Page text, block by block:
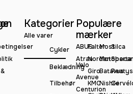
Kategorier
Alle varer
Cykler
Beklædning
Tilbehør
Populære
mærker
ABUS
Atran
Velo
Avenue
Centurion
Falter
Norden
Giro
KMC
Most
Batavus
Nishiki
Silca
Sparta
Peatys